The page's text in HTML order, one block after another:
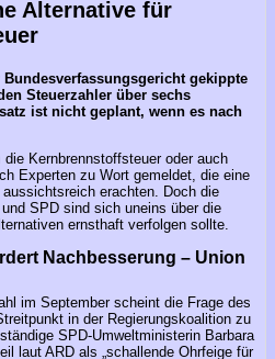
Alternative für
gekippte
Steuerzahler über sechs
ist nicht geplant, wenn es nach
Kernbrennstoffsteuer oder auch
Experten zu Wort gemeldet, die eine
erachten. Doch die
SPD sind sich uneins über die
ernsthaft verfolgen sollte.
Nachbesserung – Union
im September scheint die Frage des
in der Regierungskoalition zu
SPD-Umweltministerin Barbara
laut ARD als „schallende Ohrfeige für